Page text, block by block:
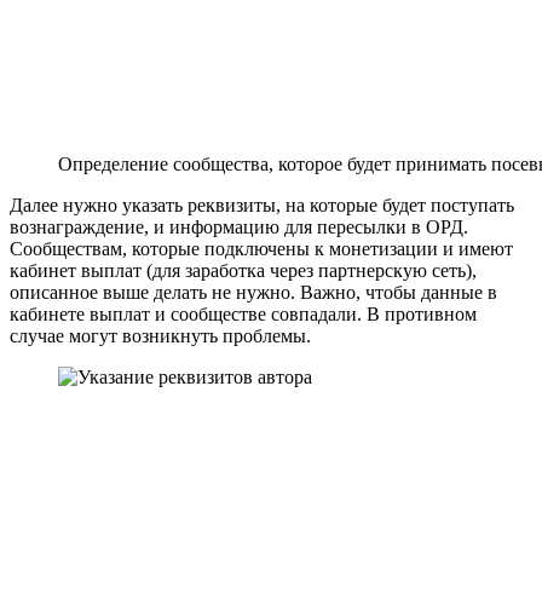
Определение сообщества, которое будет принимать
Далее нужно указать реквизиты, на которые будет поступать
вознаграждение, и информацию для пересылки в ОРД.
Сообществам, которые подключены к монетизации и имеют
кабинет выплат (для заработка через партнерскую сеть),
описанное выше делать не нужно. Важно, чтобы данные в
кабинете выплат и сообществе совпадали. В противном
случае могут возникнуть проблемы.